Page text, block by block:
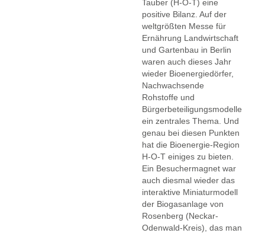
Tauber (H-O-T) eine
positive Bilanz. Auf der
weltgrößten Messe für
Ernährung Landwirtschaft
und Gartenbau in Berlin
waren auch dieses Jahr
wieder Bioenergiedörfer,
Nachwachsende
Rohstoffe und
Bürgerbeteiligungsmodelle
ein zentrales Thema. Und
genau bei diesen Punkten
hat die Bioenergie-Region
H-O-T einiges zu bieten.
Ein Besuchermagnet war
auch diesmal wieder das
interaktive Miniaturmodell
der Biogasanlage von
Rosenberg (Neckar-
Odenwald-Kreis), das man